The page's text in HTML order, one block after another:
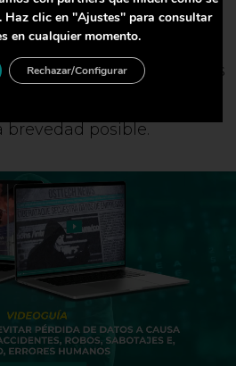
conherramientas
mejorar la
educativos, le invitamos
posible.
Haz clic en "Ajustes" para consultar
en cualquier momento.
Rechazar/Configurar